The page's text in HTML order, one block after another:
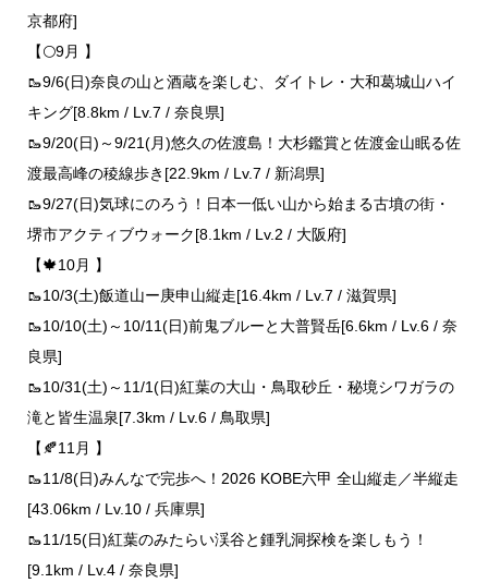
京都府]
【🌕9月 】
🥾9/6(日)奈良の山と酒蔵を楽しむ、ダイトレ・大和葛城山ハイ
キング[8.8km / Lv.7 / 奈良県]
🥾9/20(日)～9/21(月)悠久の佐渡島！大杉鑑賞と佐渡金山眠る佐
渡最高峰の稜線歩き[22.9km / Lv.7 / 新潟県]
🥾9/27(日)気球にのろう！日本一低い山から始まる古墳の街・
堺市アクティブウォーク[8.1km / Lv.2 / 大阪府]
【🍁10月 】
🥾10/3(土)飯道山ー庚申山縦走[16.4km / Lv.7 / 滋賀県]
🥾10/10(土)～10/11(日)前鬼ブルーと大普賢岳[6.6km / Lv.6 / 奈
良県]
🥾10/31(土)～11/1(日)紅葉の大山・鳥取砂丘・秘境シワガラの
滝と皆生温泉[7.3km / Lv.6 / 鳥取県]
【🍂11月 】
🥾11/8(日)みんなで完歩へ！2026 KOBE六甲 全山縦走／半縦走
[43.06km / Lv.10 / 兵庫県]
🥾11/15(日)紅葉のみたらい渓谷と鍾乳洞探検を楽しもう！
[9.1km / Lv.4 / 奈良県]